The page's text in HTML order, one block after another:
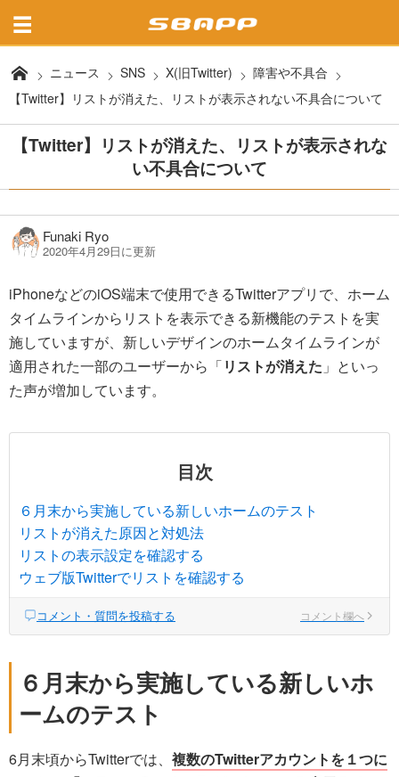
ニュース SNS X(旧Twitter)
障害や不具合
【Twitter】リストが消えた、リストが表示されない不具合について
【Twitter】リストが消えた、リストが表示されな
い不具合について
Funaki Ryo
2020年4月29日に更新
iPhoneなどのiOS端末で使用できるTwitterアプリで、ホーム
タイムラインからリストを表示できる新機能のテストを実
施していますが、新しいデザインのホームタイムラインが
適用された一部のユーザーから「リストが消えた 」といっ
た声が増加しています。
目次
６月末から実施している新しいホームのテスト
リストが消えた原因と対処法
リストの表示設定を確認する
ウェブ版Twitterでリストを確認する
コメント・質問を投稿する コメント欄へ
６月末から実施している新しいホ
ームのテスト
6月末頃からTwitterでは、 複数のTwitterアカウントを１つに